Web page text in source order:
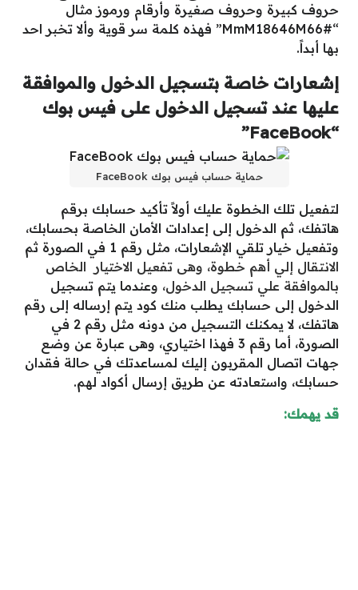
حروف كبيرة وحروف صغيرة وأرقام ورموز مثال
“#MmM18646M66” فهذه كلمة سر قوية وألا تخبر احد
بها أبداً.
إشعارات خاصة بتسجيل الدخول والموافقة
عليها عند تسجيل الدخول على فيس بوك
“FaceBook”
حماية حساب فيس بوك FaceBook
لتفعيل تلك الخطوة عليك أولاً تأكيد حسابك برقم
هاتفك، ثم الدخول إلى إعدادات الأمان الخاصة بحسابك،
وتفعيل خيار تلقي الإشعارات، مثل رقم 1 في الصورة ثم
الانتقال إلي أهم خطوة، وهى تفعيل الاختيار الخاص
بالموافقة علي تسجيل الدخول، وعندما يتم تسجيل
الدخول إلى حسابك يطلب منك كود يتم إرساله إلى رقم
هاتفك، لا يمكنك التسجيل من دونه مثل رقم 2 في
الصورة، أما رقم 3 فهذا اختياري، وهى عبارة عن وضع
جهات اتصال المقربون إليك لمساعدتك في حالة فقدان
حسابك، واستعادته عن طريق إرسال أكواد لهم.
قد يهمك: